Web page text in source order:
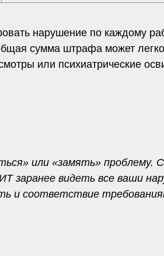
нарушение по каждому
сумма штрафа может
или психиатрические
или «замять» проблему.
заранее видеть все ваши
и соответствие